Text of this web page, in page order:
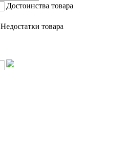
Достоинства товара
Недостатки товара